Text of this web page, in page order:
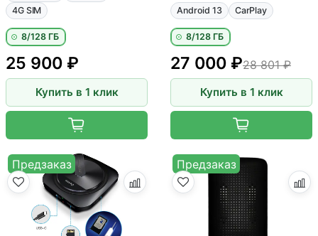
4G SIM
8/128 ГБ
25 900 ₽
Купить в 1 клик
Android 13 CarPlay
8/128 ГБ
28 801 ₽
27 000 ₽
Купить в 1 клик
Предзаказ Предзаказ